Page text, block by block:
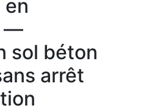
—
sol béton
arrêt